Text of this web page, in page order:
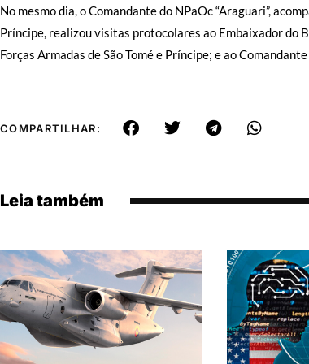
No mesmo dia, o Comandante do NPaOc “Araguari”,
Príncipe, realizou visitas protocolares ao Embaixador do
Forças Armadas de São Tomé e Príncipe; e ao
COMPARTILHAR:
Leia também